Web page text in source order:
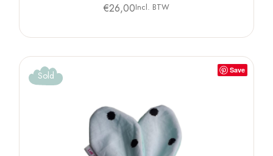
€26,00Incl. BTW
Save
Sold